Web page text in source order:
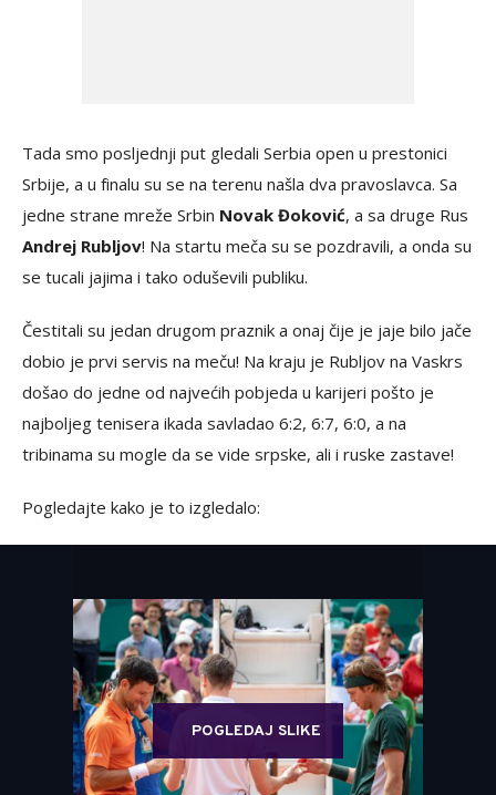
Tada smo posljednji put gledali Serbia open u prestonici
Srbije, a u finalu su se na terenu našla dva pravoslavca. Sa
jedne strane mreže Srbin Novak Đoković, a sa druge Rus
Andrej Rubljov! Na startu meča su se pozdravili, a onda su
se tucali jajima i tako oduševili publiku.
Čestitali su jedan drugom praznik a onaj čije je jaje bilo jače
dobio je prvi servis na meču! Na kraju je Rubljov na Vaskrs
došao do jedne od najvećih pobjeda u karijeri pošto je
najboljeg tenisera ikada savladao 6:2, 6:7, 6:0, a na
tribinama su mogle da se vide srpske, ali i ruske zastave!
Pogledajte kako je to izgledalo:
POGLEDAJ SLIKE